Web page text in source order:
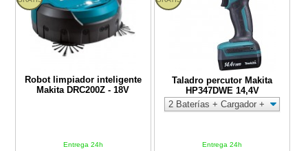
Robot limpiador inteligente
Makita DRC200Z - 18V
Entrega 24h
Taladro percutor Makita
HP347DWE 14,4V
Entrega 24h